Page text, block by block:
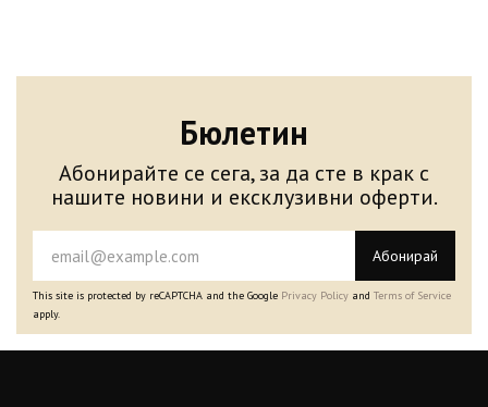
Бюлетин
Абонирайте се сега, за да сте в крак с
нашите новини и ексклузивни оферти.
Абонирай
This site is protected by reCAPTCHA and the Google Privacy Policy and Terms of Service
apply.